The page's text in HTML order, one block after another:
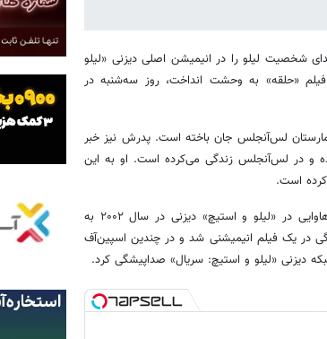
شخصیت لیلو را در انیمیشن اصلی دیزنی «لیلو
«حلقه» به وحشت انداخت، روز سه‌شنبه در
لس‌آنجلس جان باخته است. پدرش نیز خبر
و در لس‌آنجلس زندگی می‌کرده است. او به این
به گزارش گاردین، چیس با دوبله شخصیت لیلو، قهرمان جوان هاوایی در «لیلو و استیچ» دیزنی در سال ۲۰۰۲ به
در یک فیلم انیمیشنی شد و در چندین اسپین‌آف